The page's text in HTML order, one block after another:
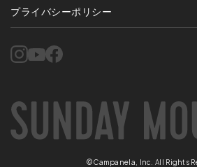
プライバシーポリシー
©Campanela, Inc. All Rights